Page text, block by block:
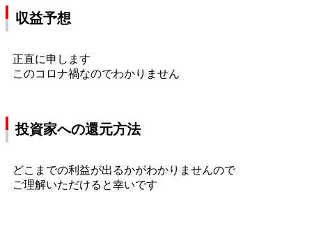
収益予想
正直に申します
このコロナ禍なのでわかりません
投資家への還元方法
どこまでの利益が出るかがわかりませんので
ご理解いただけると幸いです